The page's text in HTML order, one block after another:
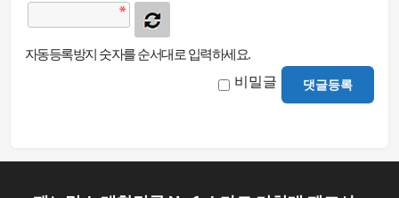
자동등록방지 숫자를 순서대로 입력하세요.
비밀글 댓글등록